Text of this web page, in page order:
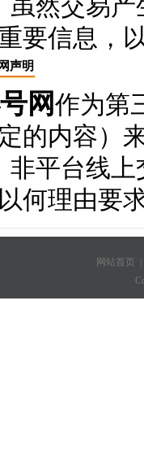
虽然交易
要信息，
声明
网作为第
的内容）
非平台线
何理由要
网站首页